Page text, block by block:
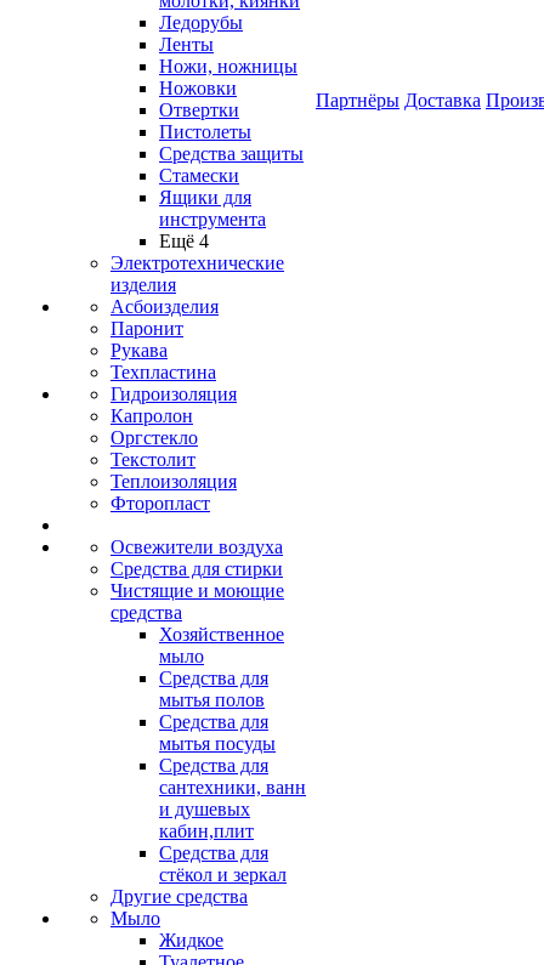
Ледорубы
Ленты
Ножи, ножницы
Ножовки
Отвертки
Пистолеты
Средства защиты
Стамески
Ящики для
инструмента
Ещё 4
Электротехнические
изделия
Асбоизделия
Паронит
Рукава
Техпластина
Гидроизоляция
Капролон
Оргстекло
Текстолит
Теплоизоляция
Фторопласт
Освежители воздуха
Средства для стирки
Чистящие и моющие
средства
Хозяйственное
мыло
Средства для
мытья полов
Средства для
мытья посуды
Средства для
сантехники, ванн
и душевых
кабин,плит
Средства для
стёкол и зеркал
Другие средства
Мыло
Жидкое
Партнёры Доставка